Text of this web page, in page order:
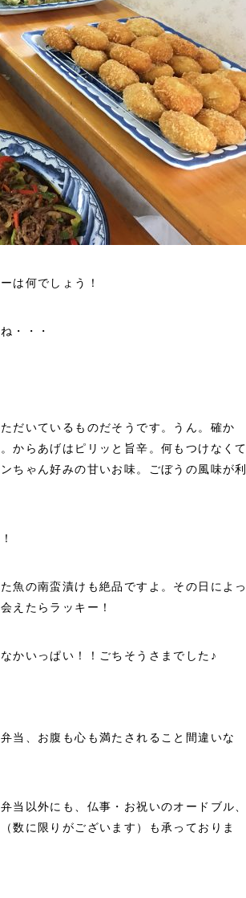
は何でしょう！
・・・
だいているものだそうです。うん。確か
からあげはピリッと旨辛。何もつけなくて
ちゃん好みの甘いお味。ごぼうの風味が利
魚の南蛮漬けも絶品ですよ。その日によっ
えたらラッキー！
かいっぱい！！ごちそうさまでした♪
当、お腹も心も満たされること間違いな
当以外にも、仏事・お祝いのオードブル、
数に限りがございます）も承っておりま